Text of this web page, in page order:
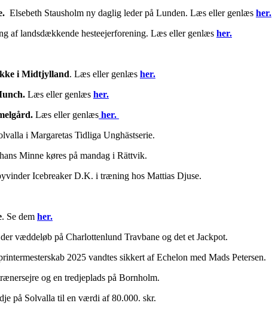
Elsebeth Stausholm ny daglig leder på Lunden. Læs eller genlæs her.
af landsdækkende hesteejerforening. Læs eller genlæs her.
i Midtjylland. Læs eller genlæs her.
Læs eller genlæs her.
Læs eller genlæs her.
i Margaretas Tidliga Unghästserie.
Minne køres på mandag i Rättvik.
Icebreaker D.K. i træning hos Mattias Djuse.
. Se dem her.
væddeløb på Charlottenlund Travbane og det et Jackpot.
2025 vandtes sikkert af Echelon med Mads Petersen.
og en tredjeplads på Bornholm.
på Solvalla til en værdi af 80.000. skr.